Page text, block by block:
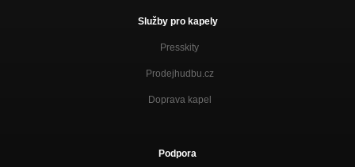
Služby pro kapely
Presskity
Prodejhudbu.cz
Doprava kapel
Podpora